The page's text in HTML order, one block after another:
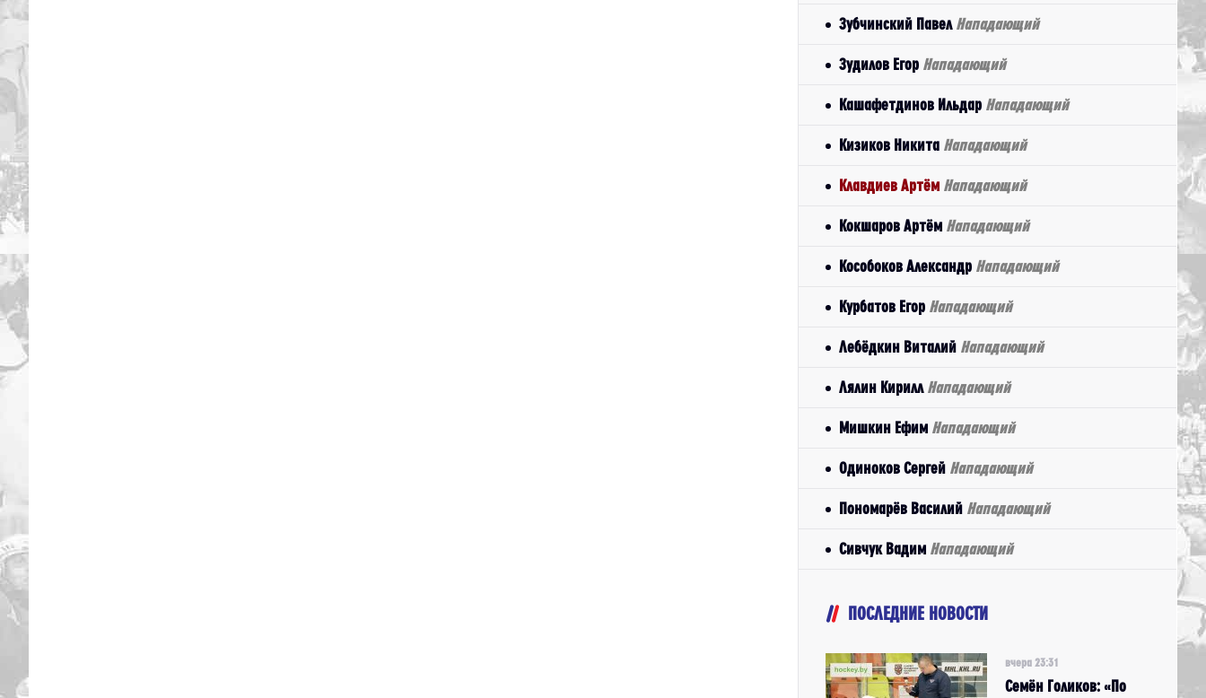
Зубчинский Павел Нападающий
Зудилов Егор Нападающий
Кашафетдинов Ильдар Нападающий
Кизиков Никита Нападающий
Клавдиев Артём Нападающий
Кокшаров Артём Нападающий
Кособоков Александр Нападающий
Курбатов Егор Нападающий
Лебёдкин Виталий Нападающий
Лялин Кирилл Нападающий
Мишкин Ефим Нападающий
Одиноков Сергей Нападающий
Пономарёв Василий Нападающий
Сивчук Вадим Нападающий
ПОСЛЕДНИЕ НОВОСТИ
вчера 23:31
Семён Голиков: «По